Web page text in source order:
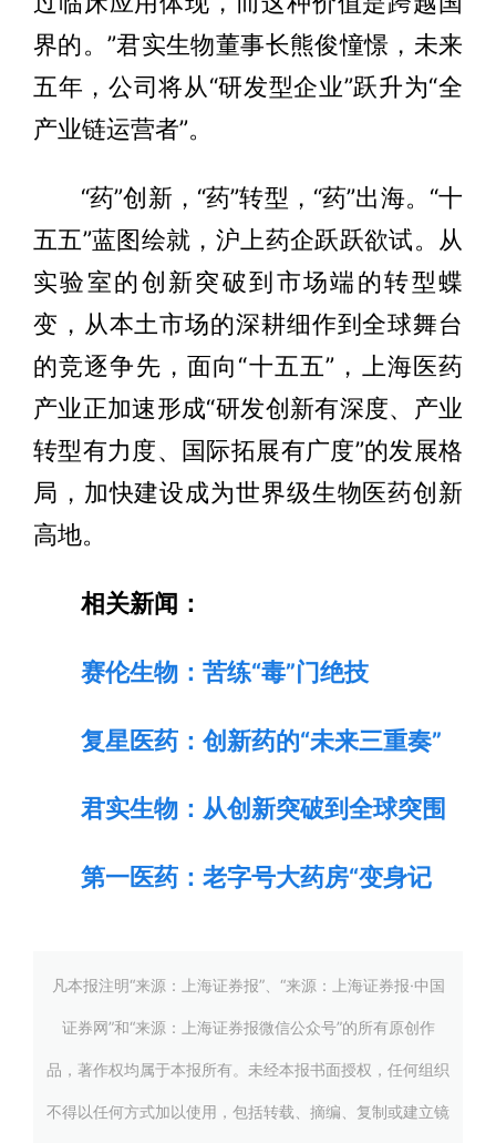
界的。”君实生物董事长熊俊憧憬，未来
五年，公司将从“研发型企业”跃升为“全
产业链运营者”。
“药”创新，“药”转型，“药”出海。“十
五五”蓝图绘就，沪上药企跃跃欲试。从
实验室的创新突破到市场端的转型蝶
变，从本土市场的深耕细作到全球舞台
的竞逐争先，面向“十五五”，上海医药
产业正加速形成“研发创新有深度、产业
转型有力度、国际拓展有广度”的发展格
局，加快建设成为世界级生物医药创新
高地。
相关新闻：
赛伦生物：苦练“毒”门绝技
复星医药：创新药的“未来三重奏”
君实生物：从创新突破到全球突围
第一医药：老字号大药房“变身记
凡本报注明“来源：上海证券报”、“来源：上海证券报·中国
证券网”和“来源：上海证券报微信公众号”的所有原创作
品，著作权均属于本报所有。未经本报书面授权，任何组织
不得以任何方式加以使用，包括转载、摘编、复制或建立镜